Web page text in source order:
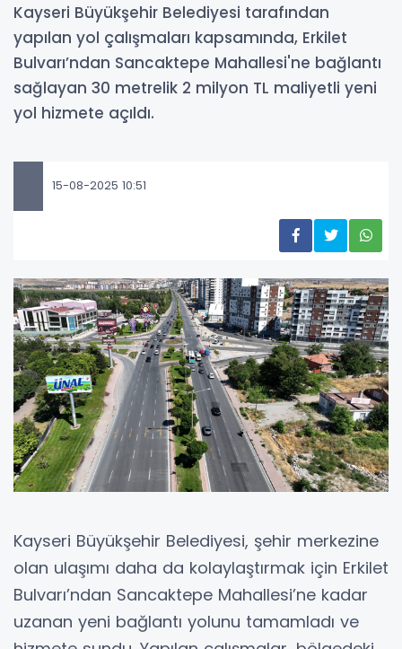
Kayseri Büyükşehir Belediyesi tarafından
yapılan yol çalışmaları kapsamında, Erkilet
Bulvarı’ndan Sancaktepe Mahallesi'ne bağlantı
sağlayan 30 metrelik 2 milyon TL maliyetli yeni
yol hizmete açıldı.
15-08-2025 10:51
Kayseri Büyükşehir Belediyesi, şehir merkezine
olan ulaşımı daha da kolaylaştırmak için Erkilet
Bulvarı’ndan Sancaktepe Mahallesi’ne kadar
uzanan yeni bağlantı yolunu tamamladı ve